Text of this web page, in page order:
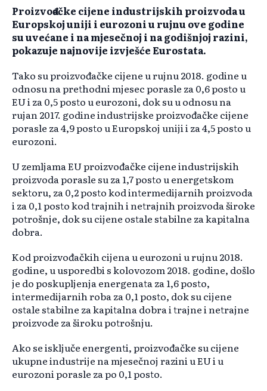
Proizvođačke cijene industrijskih proizvoda u
Europskoj uniji i eurozoni u rujnu ove godine
su uvećane i na mjesečnoj i na godišnjoj razini,
pokazuje najnovije izvješće Eurostata.
Tako su proizvođačke cijene u rujnu 2018. godine u
odnosu na prethodni mjesec porasle za 0,6 posto u
EU i za 0,5 posto u eurozoni, dok su u odnosu na
rujan 2017. godine industrijske proizvođačke cijene
porasle za 4,9 posto u Europskoj uniji i za 4,5 posto u
eurozoni.
U zemljama EU proizvođačke cijene industrijskih
proizvoda porasle su za 1,7 posto u energetskom
sektoru, za 0,2 posto kod intermedijarnih proizvoda
i za 0,1 posto kod trajnih i netrajnih proizvoda široke
potrošnje, dok su cijene ostale stabilne za kapitalna
dobra.
Kod proizvođačkih cijena u eurozoni u rujnu 2018.
godine, u usporedbi s kolovozom 2018. godine, došlo
je do poskupljenja energenata za 1,6 posto,
intermedijarnih roba za 0,1 posto, dok su cijene
ostale stabilne za kapitalna dobra i trajne i netrajne
proizvode za široku potrošnju.
Ako se isključe energenti, proizvođačke su cijene
ukupne industrije na mjesečnoj razini u EU i u
eurozoni porasle za po 0,1 posto.